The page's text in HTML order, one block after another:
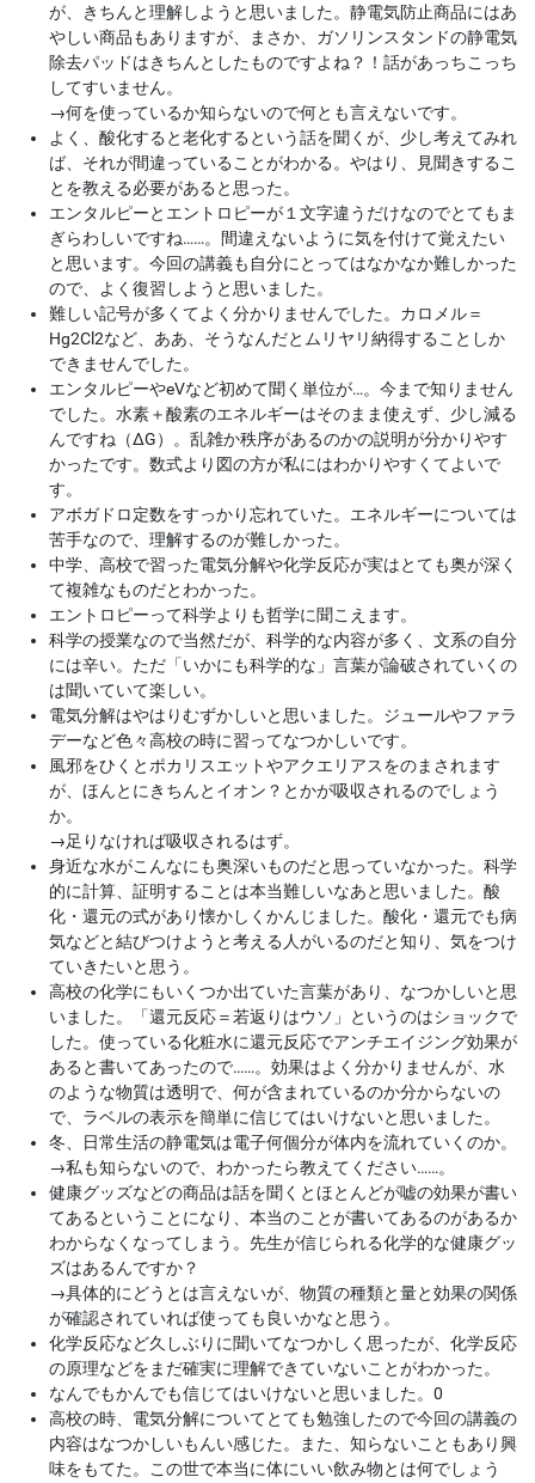
が、きちんと理解しようと思いました。静電気防止商品にはあ
やしい商品もありますが、まさか、ガソリンスタンドの静電気
除去パッドはきちんとしたものですよね？！話があっちこっち
してすいません。
→何を使っているか知らないので何とも言えないです。
よく、酸化すると老化するという話を聞くが、少し考えてみれ
ば、それが間違っていることがわかる。やはり、見聞きするこ
とを教える必要があると思った。
エンタルピーとエントロピーが１文字違うだけなのでとてもま
ぎらわしいですね……。間違えないように気を付けて覚えたい
と思います。今回の講義も自分にとってはなかなか難しかった
ので、よく復習しようと思いました。
難しい記号が多くてよく分かりませんでした。カロメル＝
Hg2Cl2など、ああ、そうなんだとムリヤリ納得することしか
できませんでした。
エンタルピーやeVなど初めて聞く単位が…。今まで知りません
でした。水素＋酸素のエネルギーはそのまま使えず、少し減る
んですね（ΔG）。乱雑か秩序があるのかの説明が分かりやす
かったです。数式より図の方が私にはわかりやすくてよいで
す。
アボガドロ定数をすっかり忘れていた。エネルギーについては
苦手なので、理解するのが難しかった。
中学、高校で習った電気分解や化学反応が実はとても奥が深く
て複雑なものだとわかった。
エントロピーって科学よりも哲学に聞こえます。
科学の授業なので当然だが、科学的な内容が多く、文系の自分
には辛い。ただ「いかにも科学的な」言葉が論破されていくの
は聞いていて楽しい。
電気分解はやはりむずかしいと思いました。ジュールやファラ
デーなど色々高校の時に習ってなつかしいです。
風邪をひくとポカリスエットやアクエリアスをのまされます
が、ほんとにきちんとイオン？とかが吸収されるのでしょう
か。
→足りなければ吸収されるはず。
身近な水がこんなにも奥深いものだと思っていなかった。科学
的に計算、証明することは本当難しいなあと思いました。酸
化・還元の式があり懐かしくかんじました。酸化・還元でも病
気などと結びつけようと考える人がいるのだと知り、気をつけ
ていきたいと思う。
高校の化学にもいくつか出ていた言葉があり、なつかしいと思
いました。「還元反応＝若返りはウソ」というのはショックで
した。使っている化粧水に還元反応でアンチエイジング効果が
あると書いてあったので……。効果はよく分かりませんが、水
のような物質は透明で、何が含まれているのか分からないの
で、ラベルの表示を簡単に信じてはいけないと思いました。
冬、日常生活の静電気は電子何個分が体内を流れていくのか。
→私も知らないので、わかったら教えてください……。
健康グッズなどの商品は話を聞くとほとんどが嘘の効果が書い
てあるということになり、本当のことが書いてあるのがあるか
わからなくなってしまう。先生が信じられる化学的な健康グッ
ズはあるんですか？
→具体的にどうとは言えないが、物質の種類と量と効果の関係
が確認されていれば使っても良いかなと思う。
化学反応など久しぶりに聞いてなつかしく思ったが、化学反応
の原理などをまだ確実に理解できていないことがわかった。
なんでもかんでも信じてはいけないと思いました。0
高校の時、電気分解についてとても勉強したので今回の講義の
内容はなつかしいもんい感じた。また、知らないこともあり興
味をもてた。この世で本当に体にいい飲み物とは何でしょう